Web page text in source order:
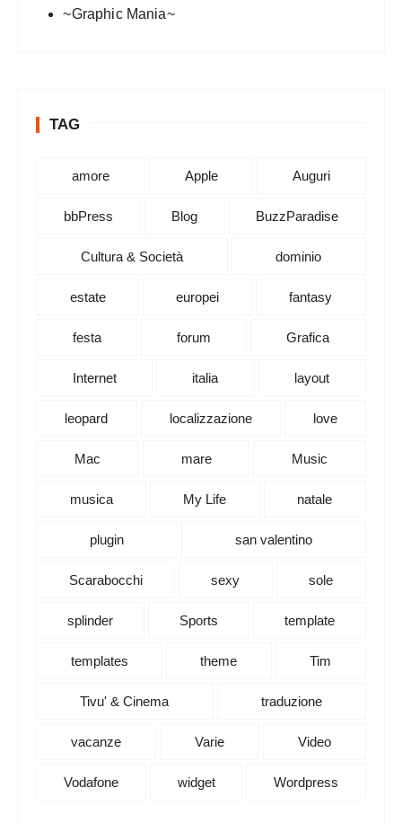
~Graphic Mania~
TAG
amore Apple Auguri
bbPress Blog BuzzParadise
Cultura & Società dominio
estate europei fantasy
festa forum Grafica
Internet italia layout
leopard localizzazione love
Mac mare Music
musica My Life natale
plugin san valentino
Scarabocchi sexy sole
splinder Sports template
templates theme Tim
Tivu' & Cinema traduzione
vacanze Varie Video
Vodafone widget Wordpress